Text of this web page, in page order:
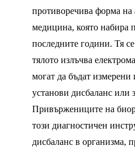
противоречива форма на
медицина, която набира
последните години. Тя
тялото излъчва
могат да бъдат измерени
установи дисбаланс или
Привържениците на
този диагностичен
дисбаланс в организма,